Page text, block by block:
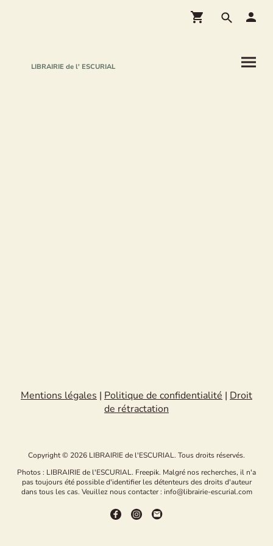
LIBRAIRIE de l' ESCURIAL
Mentions légales | Politique de confidentialité | Droit
de rétractation
Copyright © 2026 LIBRAIRIE de l'ESCURIAL. Tous droits réservés.
Photos : LIBRAIRIE de l'ESCURIAL. Freepik. Malgré nos recherches, il n'a
pas toujours été possible d'identifier les détenteurs des droits d'auteur
dans tous les cas. Veuillez nous contacter : info@librairie-escurial.com